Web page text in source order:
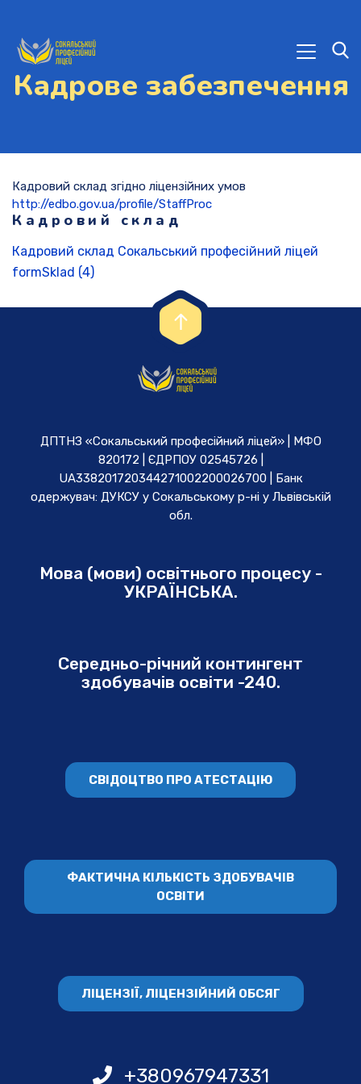
Кадрове забезпечення
Кадровий склад згідно ліцензійних умов
http://edbo.gov.ua/profile/StaffProc
Кадровий склад
Кадровий склад Сокальський професійний ліцей
formSklad (4)
ДПТНЗ «Сокальський професійний ліцей» | МФО
820172 | ЄДРПОУ 02545726 |
UA338201720344271002200026700 | Банк
одержувач: ДУКСУ у Cокальському р-ні у Львівській
обл.
Мова (мови) освітнього процесу -
УКРАЇНСЬКА.
Середньо-річний контингент
здобувачів освіти -240.
СВІДОЦТВО ПРО АТЕСТАЦІЮ
ФАКТИЧНА КІЛЬКІСТЬ ЗДОБУВАЧІВ
ОСВІТИ
ЛІЦЕНЗІЇ, ЛІЦЕНЗІЙНИЙ ОБСЯГ
+380967947331